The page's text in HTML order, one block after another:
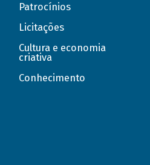
Patrocínios
Licitações
Cultura e economia
criativa
Conhecimento